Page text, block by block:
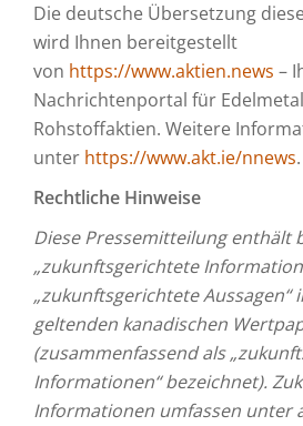
Die deutsche Übersetzung
wird Ihnen bereitgestellt
von https://www.aktien.news –
Nachrichtenportal für
Rohstoffaktien. Weitere
unter https://www.akt.ie/nnews.
Rechtliche Hinweise
Diese Pressemitteilung enthält
„zukunftsgerichtete
„zukunftsgerichtete Aussagen“
geltenden kanadischen
(zusammenfassend als
Informationen“ bezeichnet).
Informationen umfassen unter